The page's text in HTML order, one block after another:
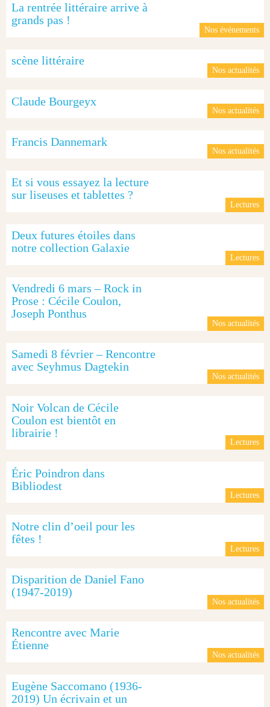
Nos événements
La rentrée littéraire arrive à
grands pas !
Nos actualités
scène littéraire
Nos actualités
Claude Bourgeyx
Nos actualités
Francis Dannemark
Lectures
Et si vous essayez la lecture
sur liseuses et tablettes ?
Lectures
Deux futures étoiles dans
notre collection Galaxie
Nos actualités
Vendredi 6 mars – Rock in
Prose : Cécile Coulon,
Joseph Ponthus
Nos actualités
Samedi 8 février – Rencontre
avec Seyhmus Dagtekin
Lectures
Noir Volcan de Cécile
Coulon est bientôt en
librairie !
Lectures
Éric Poindron dans
Bibliodest
Lectures
Notre clin d’oeil pour les
fêtes !
Nos actualités
Disparition de Daniel Fano
(1947-2019)
Nos actualités
Rencontre avec Marie
Étienne
Eugène Saccomano (1936-
2019) Un écrivain et un